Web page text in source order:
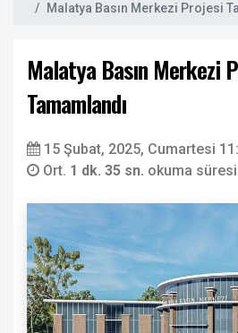
Malatya Basın Merkezi Projesi
Malatya Basın Merkezi
Tamamlandı
15 Şubat, 2025, Cumartesi
Ort. 1 dk. 35 sn. okuma süresi